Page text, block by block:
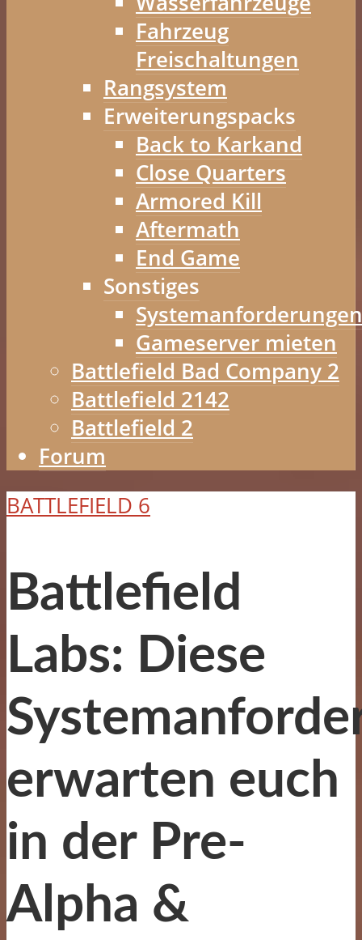
Fahrzeug
Freischaltungen
Rangsystem
Erweiterungspacks
Back to Karkand
Close Quarters
Armored Kill
Aftermath
End Game
Sonstiges
Systemanforderungen
Gameserver mieten
Battlefield Bad Company 2
Battlefield 2142
Battlefield 2
Forum
BATTLEFIELD 6
Battlefield
Labs: Diese
erwarten euch
in der Pre-
Alpha &